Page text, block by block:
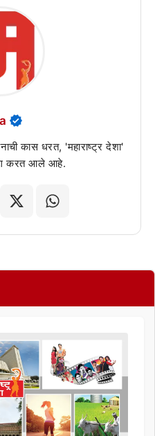
कास धरत, 'महाराष्ट्र देशा'
करत आले आहे.